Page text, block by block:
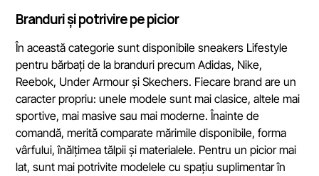
Branduri și potrivire pe picior
În această categorie sunt disponibile sneakers Lifestyle
pentru bărbați de la branduri precum Adidas, Nike,
Reebok, Under Armour și Skechers. Fiecare brand are un
caracter propriu: unele modele sunt mai clasice, altele mai
sportive, mai masive sau mai moderne. Înainte de
comandă, merită comparate mărimile disponibile, forma
vârfului, înălțimea tălpii și materialele. Pentru un picior mai
lat, sunt mai potrivite modelele cu spațiu suplimentar în